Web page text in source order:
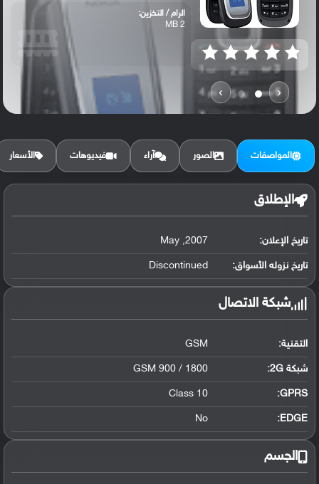
‹
›
الرام / التخزين:
2 MB
المواصفات الصور آراء فيديوهات الأسعار
الإطلاق
تاريخ الإعلان: 2007, May
تاريخ نزوله الأسواق: Discontinued
شبكة الاتصال
التقنية: GSM
شبكة 2G: GSM 900 / 1800
GPRS:
Class 10
EDGE:
No
الجسم